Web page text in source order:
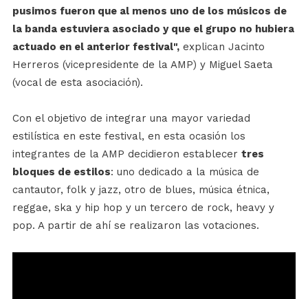
pusimos fueron que al menos uno de los músicos de
la banda estuviera asociado y que el grupo no hubiera
actuado en el anterior festival",explican Jacinto
Herreros (vicepresidente de la AMP) y Miguel Saeta
(vocal de esta asociación).
Con el objetivo de integrar una mayor variedad
estilística en este festival, en esta ocasión los
integrantes de la AMP decidieron establecer tres
bloques de estilos: uno dedicado a la música de
cantautor, folk y jazz, otro de blues, música étnica,
reggae, ska y hip hop y un tercero de rock, heavy y
pop. A partir de ahí se realizaron las votaciones.